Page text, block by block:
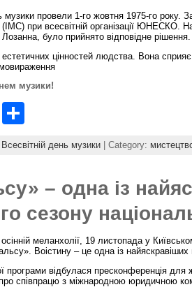
провели 1-го жовтня 1975-го року.
при всесвітній організації ЮНЕСКО.
було прийнято відповідне рішення.
цінностей людства. Вона сприяє
музики!
E
m
h
e
Всесвітній день музики | Category:
– одна із
сезону
меланхолії, 19 листопада у
Воістину – це одна із
програми відбулася пресконференція для
співпрацю з міжнародною юридичною